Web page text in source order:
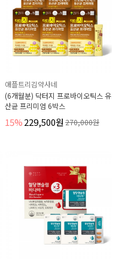
애플트리김약사네
(6개월분) 닥터지 프로바이오틱스 유
산균 프리미엄 6박스
15%229,500원 270,000원